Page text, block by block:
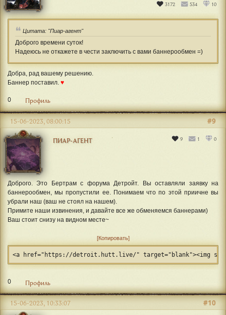
3172 534 10
Цитата: "Пиар-агент"
Доброго времени суток!
Надеюсь не откажете в чести заключить с вами баннерообмен =)
Добра, рад вашему решению.
Баннер поставил. ♥
0 Профиль
ПИАР-АГЕНТ 9 1 0
#9
15-06-2023, 08:00:15
Доброго. Это Бертрам с форума Детройт. Вы оставляли заявку на
баннерообмен, мы пропустили ее. Понимаем что по этой приичне вы
убрали наш (ваш не стоял на нашем).
Примите наши извинения, и давайте все же обменяемся баннерами)
Ваш стоит снизу на видном месте~
Копировать
<a href="https://detroit.hutt.live/" target="blank"><img
0 Профиль
#10
15-06-2023, 10:33:07